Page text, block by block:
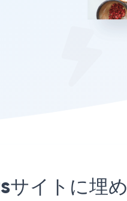
イトに埋